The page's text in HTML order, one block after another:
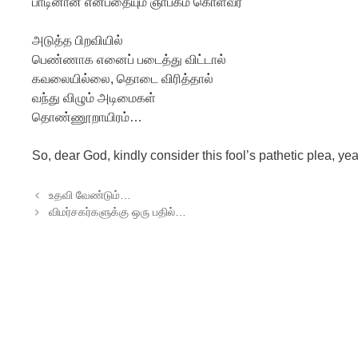
அடுத்த பிறவியில்
பெண்ணாக எனைப் படைத்து விட்டால்
கவலையில்லை, தொடை விரித்தால்
வந்து விழும் அடிமைகள்
தொண்ணூறாயிரம்…
So, dear God, kindly consider this fool’s pathetic plea,
Post navigation
உதவி வேண்டும்…
விமர்சகர்களுக்கு ஒரு பதில்…